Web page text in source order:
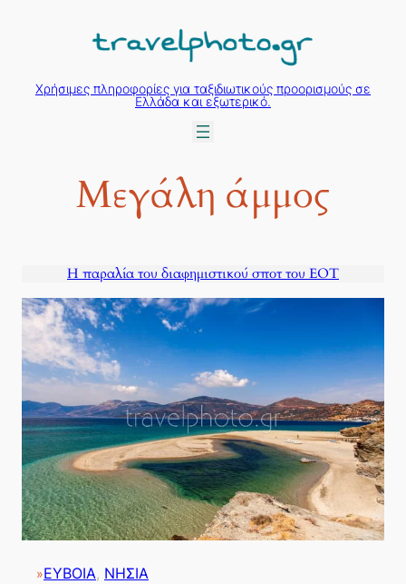
περιεχόμενο
Χρήσιμες πληροφορίες για ταξιδιωτικούς προορισμούς σε
Ελλάδα και εξωτερικό.
Μεγάλη άμμος
Η παραλία του διαφημιστικού σποτ του ΕΟΤ
»ΕΥΒΟΙΑ, ΝΗΣΙΑ